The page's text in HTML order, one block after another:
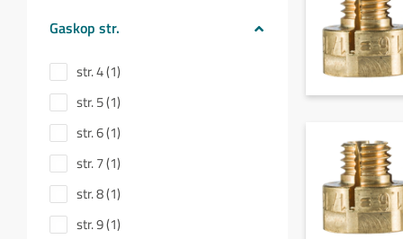
ABIMIG GRIP A355
ABITIG GRIP 26
ABITIG GRIP 18
ABITIG GRIP 17
ABITIG GRIP 20
ABITIG GRIP 9
ABITIG GRIP 24 G
ABITIG GRIP 24 W
Ø9,5 (1)
Gaskop str.
str. 4 (1)
str. 5 (1)
str. 6 (1)
str. 7 (1)
str. 8 (1)
str. 9 (1)